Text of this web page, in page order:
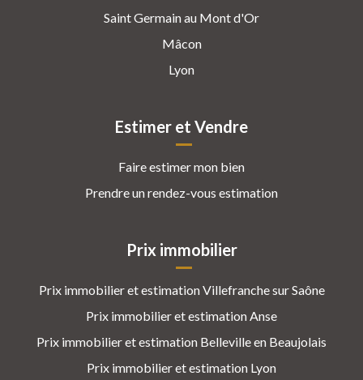
Saint Germain au Mont d'Or
Mâcon
Lyon
Estimer et Vendre
Faire estimer mon bien
Prendre un rendez-vous estimation
Prix immobilier
Prix immobilier et estimation Villefranche sur Saône
Prix immobilier et estimation Anse
Prix immobilier et estimation Belleville en Beaujolais
Prix immobilier et estimation Lyon